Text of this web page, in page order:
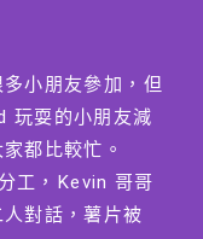
小朋友參加，但
玩耍的小朋友減
都比較忙。
工，Kevin 哥哥
對話，薯片被